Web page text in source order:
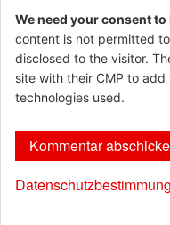
We need your consent
content is not permitted
disclosed to the visitor.
site with their CMP to
technologies used.